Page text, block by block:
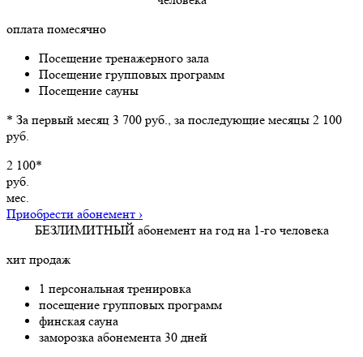
оплата помесячно
Посещение тренажерного зала
Посещение групповых программ
Посещение сауны
* За первый месяц 3 700 руб., за последующие месяцы 2 100
руб.
2 100*
руб.
мес.
Приобрести абонемент ›
БЕЗЛИМИТНЫЙ абонемент на год на 1-го человека
хит продаж
1 персональная тренировка
посещение групповых программ
финская сауна
заморозка абонемента 30 дней